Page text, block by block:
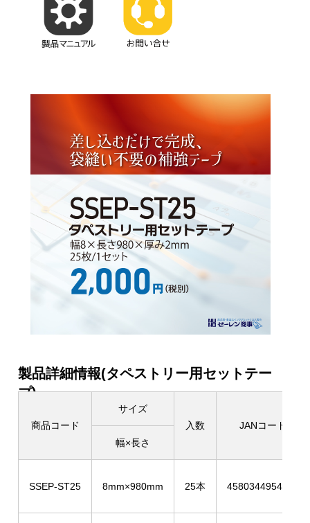
製品詳細情報(タペストリー用セットテー
プ)
商品コード
サイズ
入数
JANコード
幅×長さ
SSEP-ST25 8mm×980mm 25本 4580344954888